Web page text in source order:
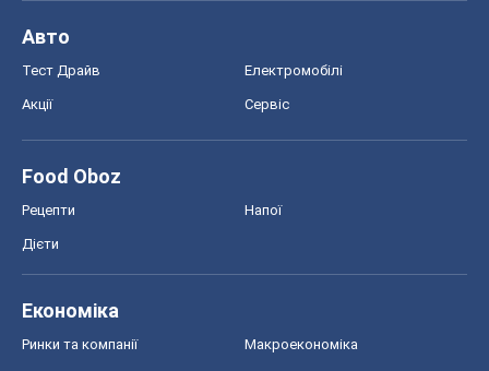
Авто
Тест Драйв Електромобілі
Акції Сервіс
Food Oboz
Рецепти Напої
Дієти
Економіка
Ринки та компанії Макроекономіка